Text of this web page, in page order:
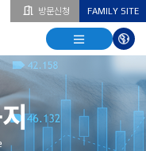
방문신청 FAMILY SITE
열기
열기
다국어
열기